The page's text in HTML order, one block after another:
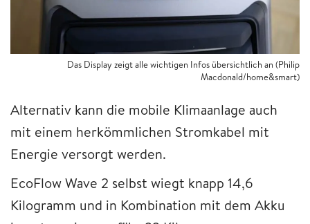
Das Display zeigt alle wichtigen Infos übersichtlich an (Philip
Macdonald/home&smart)
Alternativ kann die mobile Klimaanlage auch
mit einem herkömmlichen Stromkabel mit
Energie versorgt werden.
EcoFlow Wave 2 selbst wiegt knapp 14,6
Kilogramm und in Kombination mit dem Akku